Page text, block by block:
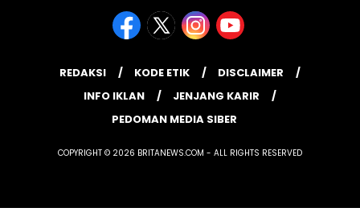
REDAKSI KODE ETIK
DISCLAIMER
INFO IKLAN
JENJANG KARIR
PEDOMAN MEDIA SIBER
COPYRIGHT © 2026 BRITANEWS.COM - ALL RIGHTS RESERVED